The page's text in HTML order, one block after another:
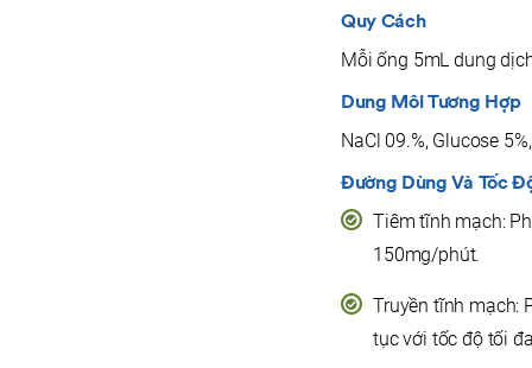
Quy Cách
Mỗi ống 5mL dung
Dung Môi Tương Hợp
NaCl 09.%, Glucose
Đường Dùng Và Tốc
Tiêm tĩnh mạch:
150mg/phút.
Truyền tĩnh mạch:
tục với tốc độ tối